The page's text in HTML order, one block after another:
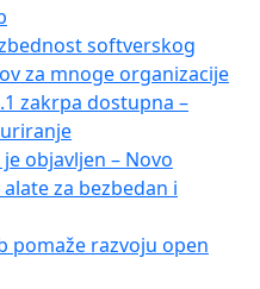
softverskog
za mnoge organizacije
zakrpa dostupna –
objavljen – Novo
za bezbedan i
pomaže razvoju open